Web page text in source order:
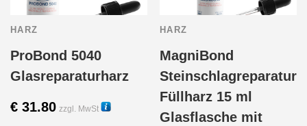
HARZ
ProBond 5040
Glasreparaturharz
€ 31.80 zzgl. MwSt
HARZ
MagniBond
Steinschlagreparatur
Füllharz 15 ml
Glasflasche mit